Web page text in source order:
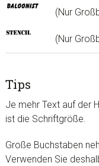
(Nur
(Nur
Tips
Je mehr Text auf der
ist die Schriftgröße.
Große Buchstaben
Verwenden Sie